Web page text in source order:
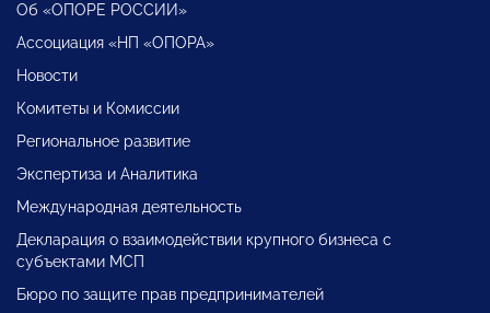
Об «ОПОРЕ РОССИИ»
Ассоциация «НП «ОПОРА»
Новости
Комитеты и Комиссии
Региональное развитие
Экспертиза и Аналитика
Международная деятельность
Декларация о взаимодействии крупного бизнеса с
субъектами МСП
Бюро по защите прав предпринимателей